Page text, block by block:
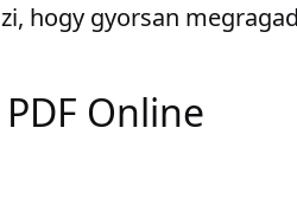
hogy gyorsan
Online